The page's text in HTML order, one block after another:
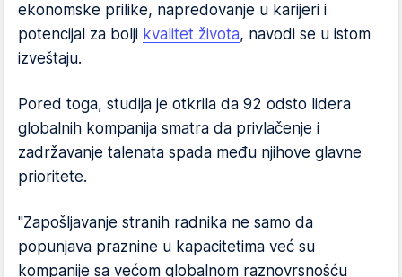
ekonomske prilike, napredovanje u karijeri i
potencijal za bolji kvalitet života, navodi se u istom
izveštaju.
Pored toga, studija je otkrila da 92 odsto lidera
globalnih kompanija smatra da privlačenje i
zadržavanje talenata spada među njihove glavne
prioritete.
"Zapošljavanje stranih radnika ne samo da
popunjava praznine u kapacitetima već su
kompanije sa većom globalnom raznovrsnošću